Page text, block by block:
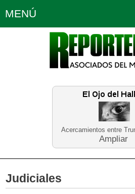
Acercamientos entre
Ampliar
MENÚ
Política Opinión
Planeta Tierra
Educación
Judiciales